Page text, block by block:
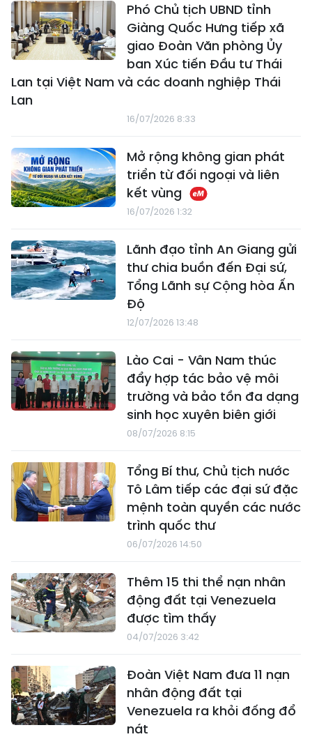
Phó Chủ tịch UBND tỉnh
Giàng Quốc Hưng tiếp xã
giao Đoàn Văn phòng Ủy
ban Xúc tiến Đầu tư Thái
Lan tại Việt Nam và các doanh nghiệp Thái
Lan
16/07/2026 8:33
Mở rộng không gian phát
triển từ đối ngoại và liên
kết vùng
16/07/2026 1:32
Lãnh đạo tỉnh An Giang gửi
thư chia buồn đến Đại sứ,
Tổng Lãnh sự Cộng hòa Ấn
Độ
12/07/2026 13:48
Lào Cai - Vân Nam thúc
đẩy hợp tác bảo vệ môi
trường và bảo tồn đa dạng
sinh học xuyên biên giới
08/07/2026 8:15
Tổng Bí thư, Chủ tịch nước
Tô Lâm tiếp các đại sứ đặc
mệnh toàn quyền các nước
trình quốc thư
06/07/2026 14:50
Thêm 15 thi thể nạn nhân
động đất tại Venezuela
được tìm thấy
04/07/2026 3:42
Đoàn Việt Nam đưa 11 nạn
nhân động đất tại
Venezuela ra khỏi đống đổ
nát